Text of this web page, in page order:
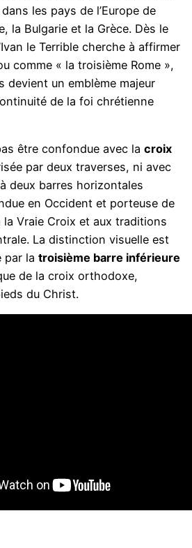
les pays de l’Europe de
la Bulgarie et la Grèce. Dès le
le Terrible cherche à affirmer
comme « la troisième Rome »,
devient un emblème majeur
de la foi chrétienne
être confondue avec lacroix
par deux traverses, ni avec
à deux barres horizontales
en Occident et porteuse de
Vraie Croix et aux traditions
La distinction visuelle est
par latroisième barre inférieure
de la croix orthodoxe,
du Christ.